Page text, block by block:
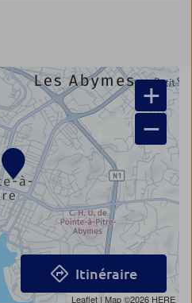
+
−
Leaflet | Map ©2026 HERE
Itinéraire